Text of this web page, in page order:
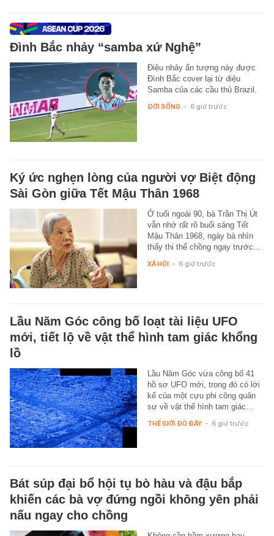
Đình Bắc nhảy “samba xứ Nghệ”
Điệu nhảy ấn tượng này được
Đình Bắc cover lại từ điệu
Samba của các cầu thủ Brazil.
ĐỜI SỐNG - 6 giờ trước
Ký ức nghẹn lòng của người vợ Biệt động
Sài Gòn giữa Tết Mậu Thân 1968
Ở tuổi ngoài 90, bà Trần Thị Út
vẫn nhớ rất rõ buổi sáng Tết
Mậu Thân 1968, ngày bà nhìn
thấy thi thể chồng ngay trước…
XÃ HỘI - 6 giờ trước
Lầu Năm Góc công bố loạt tài liệu UFO
mới, tiết lộ về vật thể hình tam giác khổng
lồ
Lầu Năm Góc vừa công bố 41
hồ sơ UFO mới, trong đó có lời
kể của một cựu phi công quân
sự về vật thể hình tam giác…
THẾ GIỚI ĐÓ ĐÂY - 6 giờ trước
Bát súp đại bổ hội tụ bò hàu và đậu bắp
khiến các bà vợ đứng ngồi không yên phải
nấu ngay cho chồng